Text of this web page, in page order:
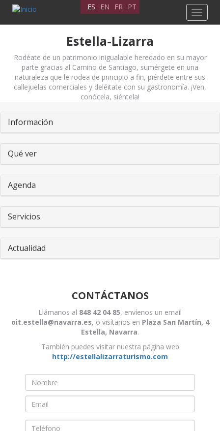
Pasar
contenido
Toggle
ES EN FR PT
Estella-Lizarra
Rodéate de un patrimonio inigualable heredado en su mayor
parte gracias al Camino de Santiago, sumérgete en una
naturaleza que le rodea de principio a fin, piérdete entre sus
callejuelas comerciales y deléitate con su gastronomía. ¡Ven,
conócela, siéntela!
Pestañas
Información
Qué ver
Agenda
Servicios
Actualidad
CONTÁCTANOS
Llámanos al 848 42 04 85, envíenos un email
oit.estella@navarra.es, o visítanos en Plaza San Martín, 4
Estella, Navarra.
También puedes visitar nuestra página web
http://estellalizarraturismo.com
Nombre